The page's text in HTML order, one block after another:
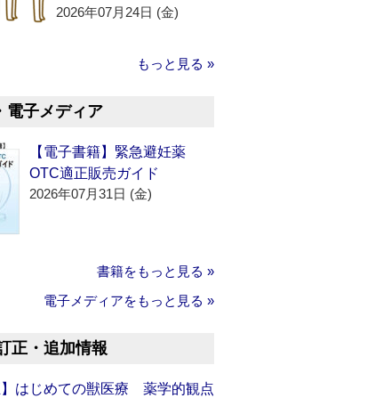
2026年07月24日 (金)
もっと見る »
電子メディア
【電子書籍】緊急避妊薬
OTC適正販売ガイド
2026年07月31日 (金)
書籍をもっと見る »
電子メディアをもっと見る »
正・追加情報
】はじめての獣医療 薬学的観点